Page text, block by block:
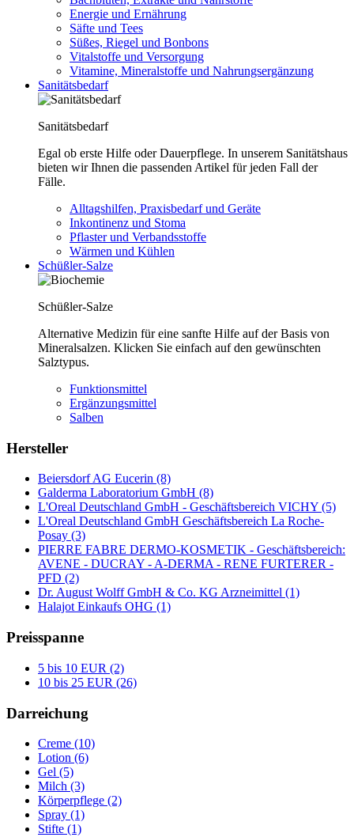
Energie und Ernährung
Säfte und Tees
Süßes, Riegel und Bonbons
Vitalstoffe und Versorgung
Vitamine, Mineralstoffe und Nahrungsergänzung
Sanitätsbedarf
Sanitätsbedarf
Egal ob erste Hilfe oder Dauerpflege. In unserem Sanitätshaus
bieten wir Ihnen die passenden Artikel für jeden Fall der
Fälle.
Alltagshilfen, Praxisbedarf und Geräte
Inkontinenz und Stoma
Pflaster und Verbandsstoffe
Wärmen und Kühlen
Schüßler-Salze
Schüßler-Salze
Alternative Medizin für eine sanfte Hilfe auf der Basis von
Mineralsalzen. Klicken Sie einfach auf den gewünschten
Salztypus.
Funktionsmittel
Ergänzungsmittel
Salben
Hersteller
Beiersdorf AG Eucerin (8)
Galderma Laboratorium GmbH (8)
L'Oreal Deutschland GmbH - Geschäftsbereich VICHY (5)
L'Oreal Deutschland GmbH Geschäftsbereich La Roche-
Posay (3)
PIERRE FABRE DERMO-KOSMETIK - Geschäftsbereich:
AVENE - DUCRAY - A-DERMA - RENE FURTERER -
PFD (2)
Dr. August Wolff GmbH & Co. KG Arzneimittel (1)
Halajot Einkaufs OHG (1)
Preisspanne
5 bis 10 EUR (2)
10 bis 25 EUR (26)
Darreichung
Creme (10)
Lotion (6)
Gel (5)
Milch (3)
Körperpflege (2)
Spray (1)
Stifte (1)